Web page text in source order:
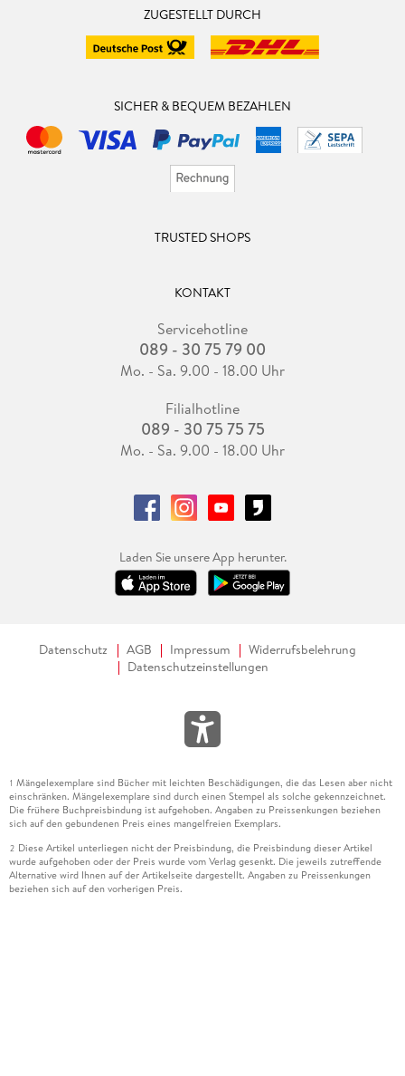
ZUGESTELLT DURCH
SICHER & BEQUEM BEZAHLEN
TRUSTED SHOPS
KONTAKT
Servicehotline
089 - 30 75 79 00
Mo. - Sa. 9.00 - 18.00 Uhr
Filialhotline
089 - 30 75 75 75
Mo. - Sa. 9.00 - 18.00 Uhr
Laden Sie unsere App herunter.
Datenschutz AGB Impressum
Widerrufsbelehrung
Datenschutzeinstellungen
1 Mängelexemplare sind Bücher mit leichten Beschädigungen, die das Lesen aber nicht
einschränken. Mängelexemplare sind durch einen Stempel als solche gekennzeichnet.
Die frühere Buchpreisbindung ist aufgehoben. Angaben zu Preissenkungen beziehen
sich auf den gebundenen Preis eines mangelfreien Exemplars.
2 Diese Artikel unterliegen nicht der Preisbindung, die Preisbindung dieser Artikel
wurde aufgehoben oder der Preis wurde vom Verlag gesenkt. Die jeweils zutreffende
Alternative wird Ihnen auf der Artikelseite dargestellt. Angaben zu Preissenkungen
beziehen sich auf den vorherigen Preis.